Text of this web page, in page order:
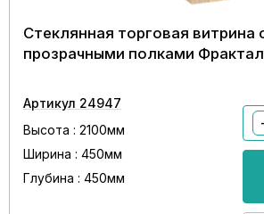
Стеклянная торговая витрина
прозрачными полками
Артикул 24947
Высота : 2100мм
Ширина : 450мм
Глубина : 450мм